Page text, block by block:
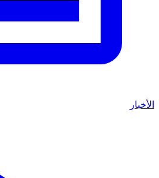
الأخبار